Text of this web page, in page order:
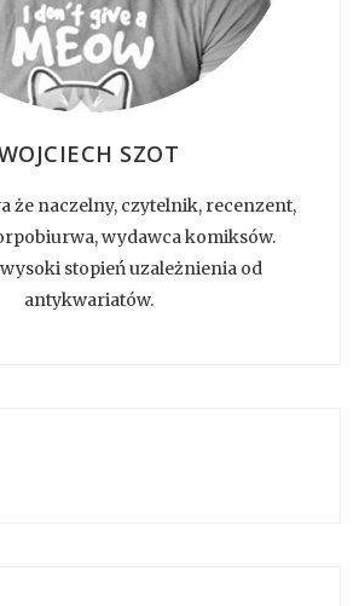
SZOT
że naczelny, czytelnik, recenzent,
wydawca komiksów.
stopień uzależnienia od
antykwariatów.